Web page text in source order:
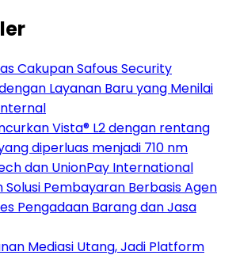
Cakupan Safous Security
Layanan Baru yang Menilai
Vista® L2 dengan rentang
diperluas menjadi 710 nm
dan UnionPay International
Pembayaran Berbasis Agen
Pengadaan Barang dan Jasa
Mediasi Utang, Jadi Platform